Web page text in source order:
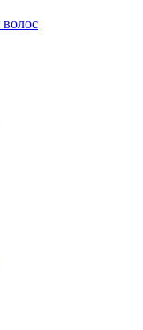
волос